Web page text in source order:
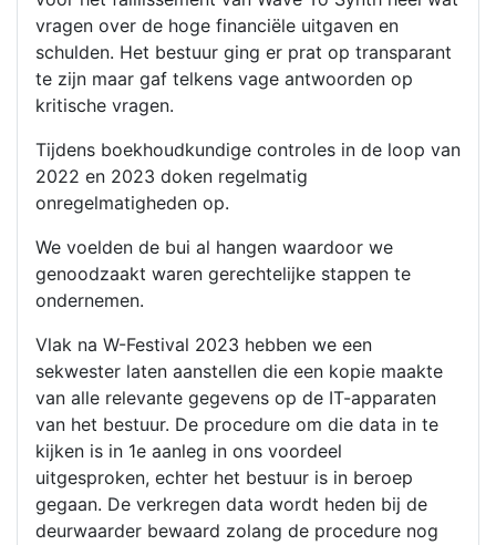
vragen over de hoge financiële uitgaven en
schulden. Het bestuur ging er prat op transparant
te zijn maar gaf telkens vage antwoorden op
kritische vragen.
Tijdens boekhoudkundige controles in de loop van
2022 en 2023 doken regelmatig
onregelmatigheden op.
We voelden de bui al hangen waardoor we
genoodzaakt waren gerechtelijke stappen te
ondernemen.
Vlak na W-Festival 2023 hebben we een
sekwester laten aanstellen die een kopie maakte
van alle relevante gegevens op de IT-apparaten
van het bestuur. De procedure om die data in te
kijken is in 1e aanleg in ons voordeel
uitgesproken, echter het bestuur is in beroep
gegaan. De verkregen data wordt heden bij de
deurwaarder bewaard zolang de procedure nog